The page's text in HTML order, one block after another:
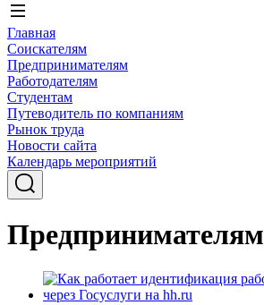
Главная
Соискателям
Предпринимателям
Работодателям
Студентам
Путеводитель по компаниям
Рынок труда
Новости сайта
Календарь мероприятий
Предпринимателям